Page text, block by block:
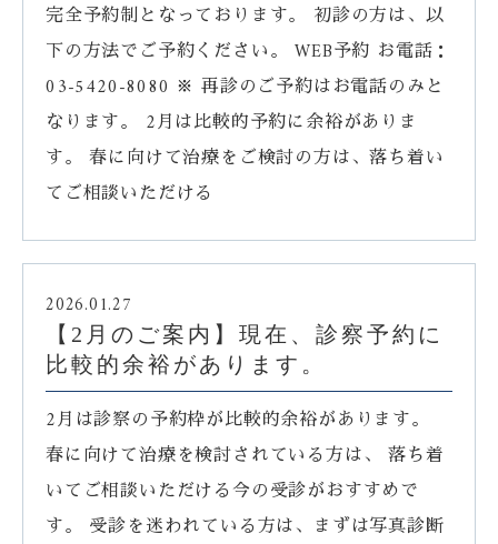
完全予約制となっております。 初診の方は、以
下の方法でご予約ください。 WEB予約 お電話：
03-5420-8080 ※ 再診のご予約はお電話のみと
なります。 2月は比較的予約に余裕がありま
す。 春に向けて治療をご検討の方は、落ち着い
てご相談いただける
2026.01.27
【2月のご案内】現在、診察予約に
比較的余裕があります。
2月は診察の予約枠が比較的余裕があります。
春に向けて治療を検討されている方は、 落ち着
いてご相談いただける今の受診がおすすめで
す。 受診を迷われている方は、まずは写真診断